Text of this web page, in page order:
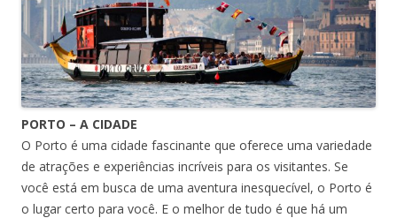
PORTO – A CIDADE
O Porto é uma cidade fascinante que oferece uma variedade
de atrações e experiências incríveis para os visitantes. Se
você está em busca de uma aventura inesquecível, o Porto é
o lugar certo para você. E o melhor de tudo é que há um